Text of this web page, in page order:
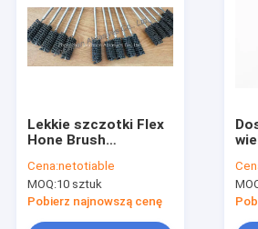
Lekkie szczotki Flex
Hone Brush
narzędzia do
honowania Wysoka
wydajność
Cena:netotiable
MOQ:10 sztuk
Pobierz najnowszą cenę
do